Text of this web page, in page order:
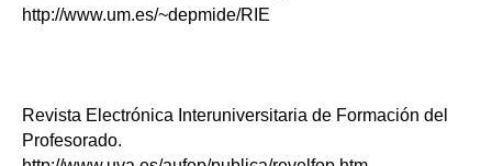
http://www.um.es/~depmide/RIE
Revista Electrónica Interuniversitaria de Formación del
Profesorado.